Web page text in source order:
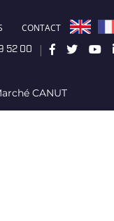
CONTACT
52 00 |
CANUT